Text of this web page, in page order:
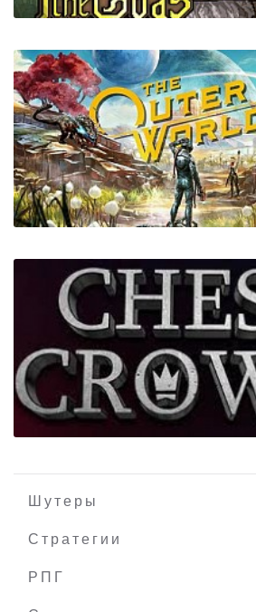
Please The Gods
The Outer Worlds
Шутеры
Стратегии
РПГ